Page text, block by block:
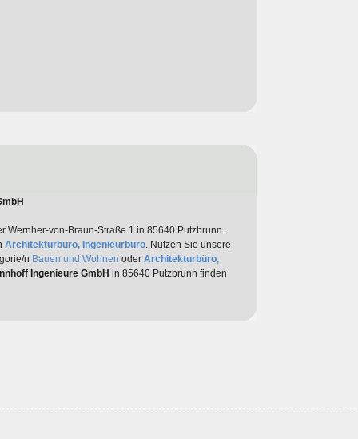
Wernher-von-Braun-Straße 1 in 85640 Putzbrunn.
Architekturbüro, Ingenieurbüro. Nutzen Sie unsere
n Bauen und Wohnen oder Architekturbüro,
Ingenieure GmbH in 85640 Putzbrunn finden